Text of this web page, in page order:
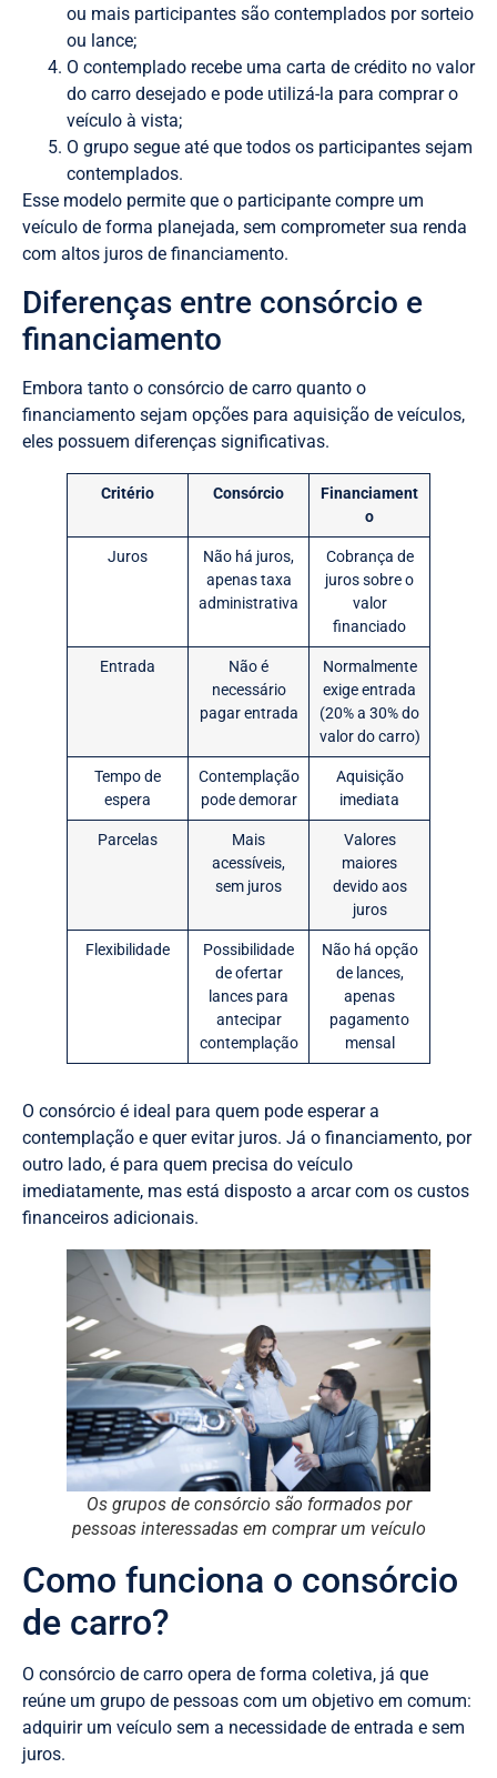
ou mais participantes são contemplados por sorteio
ou lance;
O contemplado recebe uma carta de crédito no valor
do carro desejado e pode utilizá-la para comprar o
veículo à vista;
O grupo segue até que todos os participantes sejam
contemplados.
Esse modelo permite que o participante compre um
veículo de forma planejada, sem comprometer sua renda
com altos juros de financiamento.
Diferenças entre consórcio e
financiamento
Embora tanto o consórcio de carro quanto o
financiamento sejam opções para aquisição de veículos,
eles possuem diferenças significativas.
Critério Consórcio
Financiament
o
Juros
Não há juros,
apenas taxa
administrativa
Cobrança de
juros sobre o
valor
financiado
Entrada
Não é
necessário
pagar entrada
Normalmente
exige entrada
(20% a 30% do
valor do carro)
Tempo de
espera
Contemplação
pode demorar
Aquisição
imediata
Parcelas
Mais
acessíveis,
sem juros
Valores
maiores
devido aos
juros
Flexibilidade
Possibilidade
de ofertar
lances para
antecipar
contemplação
Não há opção
de lances,
apenas
pagamento
mensal
O consórcio é ideal para quem pode esperar a
contemplação e quer evitar juros. Já o financiamento, por
outro lado, é para quem precisa do veículo
imediatamente, mas está disposto a arcar com os custos
financeiros adicionais.
Os grupos de consórcio são formados por
pessoas interessadas em comprar um veículo
Como funciona o consórcio
de carro?
O consórcio de carro opera de forma coletiva, já que
reúne um grupo de pessoas com um objetivo em comum:
adquirir um veículo sem a necessidade de entrada e sem
juros.